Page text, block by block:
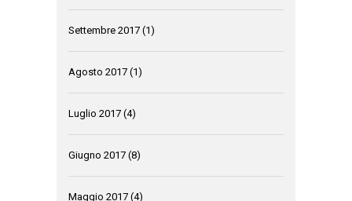
Settembre 2017 (1)
Agosto 2017 (1)
Luglio 2017 (4)
Giugno 2017 (8)
Maggio 2017 (4)